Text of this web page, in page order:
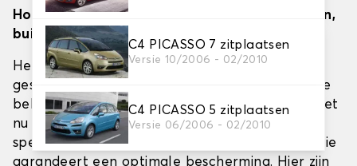
C4 PICASSO 7 zitplaatsen
Versie 10/2006 - 02/2010
C4 PICASSO 5 zitplaatsen
Versie 06/2006 - 02/2010
Hoe autodekzeilen effectief installeren (binnen,
buiten en hagelbarrière)
Het beschermen van uw voertuig met een
geschikt zeildoek is essentieel om het uiterlijk te
behouden en de levensduur te verlengen. Of het
nu gaat om dekzeilen voor binnen, buiten of
speciaal gebruik tegen hagel, de juiste installatie
garandeert een optimale bescherming. Hier zijn